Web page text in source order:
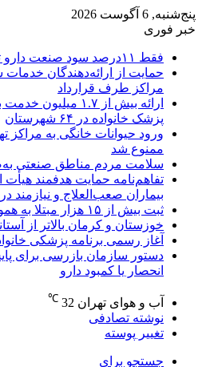
پنج‌شنبه, 6 آگوست 2026
خبر فوری
فقط ۱۱‌درصد سود صنعت دارو تبدیل به نقدینگی شده است
حمایت از ارائه‌دهندگان
مراکز طرف قرارداد
ارائه بیش از ۱.۷
پزشک خانواده در ۶۴ شهرستان
ورود حیوانات خانگی به مراکز
ممنوع شد
سلامت مردم مناطق صنعتی
تفاهم‌نامه حمایت هدفمند
بیماران صعب‌العلاج و نیازمند
ثبت بیش از ۱۵ هزار مبتلا به هموفیلی در کشور
خوزستان و کرمان بالاتر از
آغاز رسمی برنامه پزشکی
دستور سازمان بازرسی برای
انحصار یا کمبود دارو
آب و هوای تهران 32
℃
نوشته تصادفی
تغییر پوسته
جستجو برای